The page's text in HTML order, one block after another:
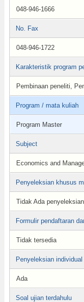
048-946-1666
No. Fax
048-946-1722
Karakteristik program
Pembinaan peneliti,
Program / mata kuliah
Program Master
Subject
Economics and
Penyeleksian khusus
Tidak Ada
Formulir pendaftaran
Tidak tersedia
Penyeleksian individual
Ada
Soal ujian terdahulu